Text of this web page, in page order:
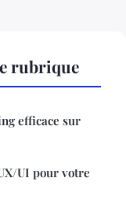
rubrique
efficace sur
UI pour votre